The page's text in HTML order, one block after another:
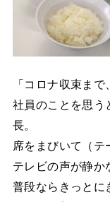
「コロナ収束ま
社員のことを思う
長。
席をまびいて（テ
テレビの声が静か
普段ならきっとに